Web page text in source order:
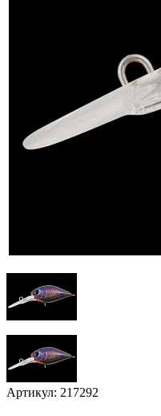
Артикул: 217292